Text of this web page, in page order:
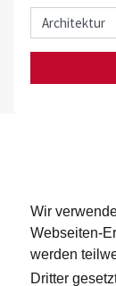
Wir
Webseiten-
werden
Dritter